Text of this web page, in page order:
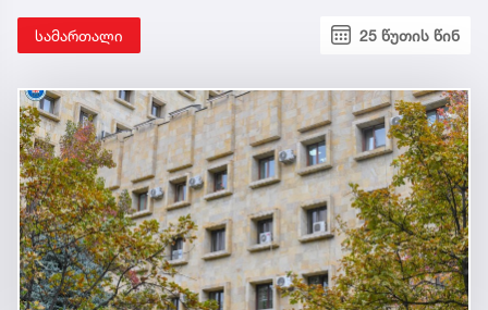
სამართალი 25 წუთის წინ